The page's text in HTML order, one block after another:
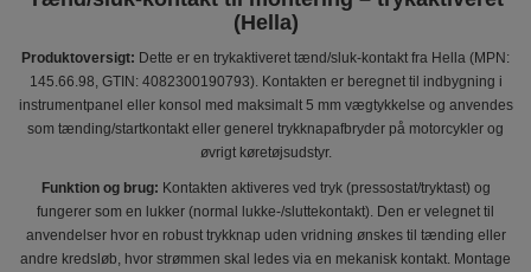
(Hella)
Produktoversigt: Dette er en trykaktiveret tænd/sluk-kontakt fra Hella (MPN:
145.66.98, GTIN: 4082300190793). Kontakten er beregnet til indbygning i
instrumentpanel eller konsol med maksimalt 5 mm vægtykkelse og anvendes
som tænding/startkontakt eller generel trykknapafbryder på motorcykler og
øvrigt køretøjsudstyr.
Funktion og brug: Kontakten aktiveres ved tryk (pressostat/tryktast) og
fungerer som en lukker (normal lukke-/sluttekontakt). Den er velegnet til
anvendelser hvor en robust trykknap uden vridning ønskes til tænding eller
andre kredsløb, hvor strømmen skal ledes via en mekanisk kontakt. Montage